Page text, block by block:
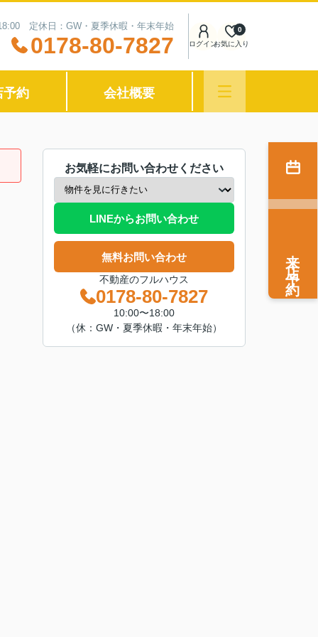
定休日：GW・夏季休暇・年末年始
0178-80-7827 ログインお気に入り
0
予約 会社概要
お気軽にお問い合わせください
LINEからお問い合わせ
無料お問い合わせ
不動産のフルハウス
0178-80-7827
10:00〜18:00
（休：GW・夏季休暇・年末年始）
来店予約